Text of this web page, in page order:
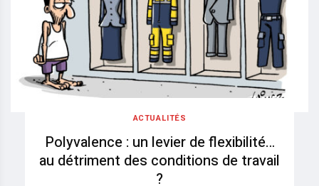
ACTUALITÉS
Polyvalence : un levier de flexibilité…
au détriment des conditions de travail
?